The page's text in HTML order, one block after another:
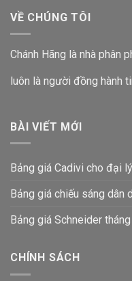
VỀ CHÚNG TÔI
Chánh Hãng là nhà phân
luôn là người đồng hành
BÀI VIẾT MỚI
Bảng giá Cadivi cho đại
Bảng giá chiếu sáng dân
Bảng giá Schneider
CHÍNH SÁCH